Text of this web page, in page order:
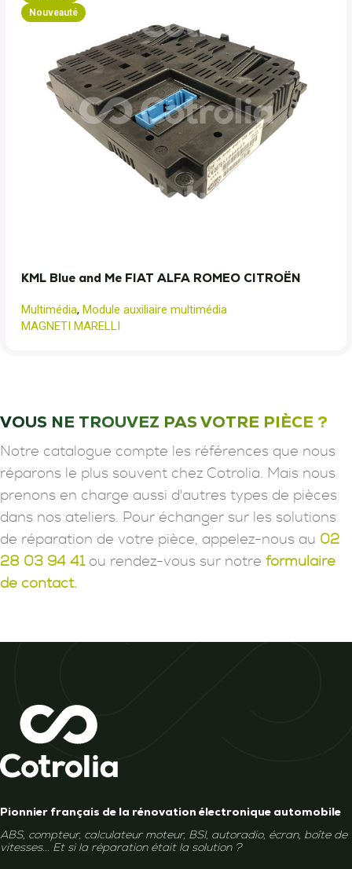
Nouveauté
KML Blue and Me FIAT ALFA ROMEO CITROËN
Multimédia, Module auxiliaire multimédia
MAGNETI MARELLI
VOUS NE TROUVEZ PAS VOTRE PIÈCE ?
Notre catalogue compte les références que nous
réparons le plus souvent chez Cotrolia. Mais nous
prenons en charge aussi d'autres types de pièces
dans nos ateliers. Pour échanger sur les solutions
de réparation de votre pièce, appelez-nous au 02
28 03 94 41ou rendez-vous sur notre formulaire
de contact.
Pionnier français de la rénovation électronique automobile
ABS, compteur, calculateur moteur, BSI, autoradio, écran, boîte de
vitesses... Et si la réparation était la solution ?